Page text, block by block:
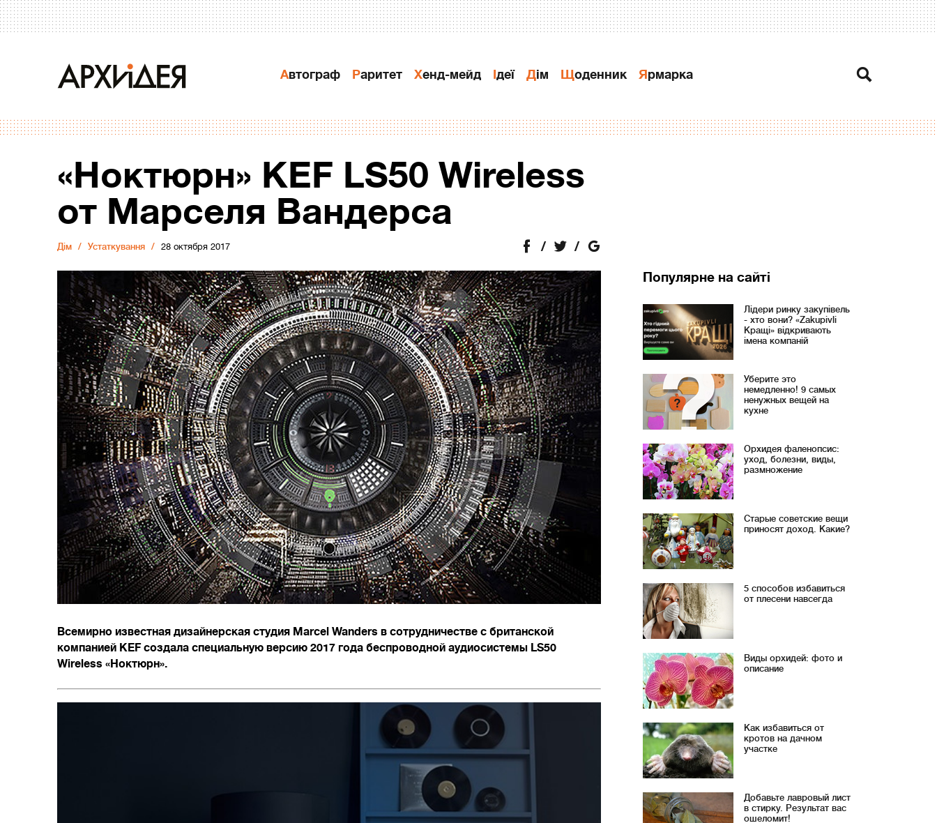
Автограф Раритет Хенд-мейд Ідеї Дiм Щоденник Ярмарка
«Ноктюрн» KEF LS50 Wireless
от Марселя Вандерса
Дiм Устаткування 28 октября 2017
Всемирно известная дизайнерская студия Marcel Wanders в сотрудничестве с британской
компанией KEF создала специальную версию 2017 года беспроводной аудиосистемы LS50
Wireless «Ноктюрн».
Популярне на сайті
Лідери ринку закупівель
- хто вони? «Zakupivli
Кращі» відкривають
імена компаній
Уберите это
немедленно! 9 самых
ненужных вещей на
кухне
Орхидея фаленопсис:
уход, болезни, виды,
размножение
Старые советские вещи
приносят доход. Какие?
5 способов избавиться
от плесени навсегда
Виды орхидей: фото и
описание
Как избавиться от
кротов на дачном
участке
Добавьте лавровый лист
в стирку. Результат вас
ошеломит!